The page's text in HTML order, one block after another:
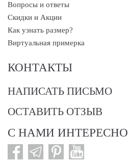
Вопросы и ответы
Скидки и Акции
Как узнать размер?
Виртуальная примерка
КОНТАКТЫ
НАПИСАТЬ ПИСЬМО
ОСТАВИТЬ ОТЗЫВ
С НАМИ ИНТЕРЕСНО